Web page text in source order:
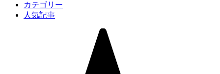
カテゴリー
人気記事